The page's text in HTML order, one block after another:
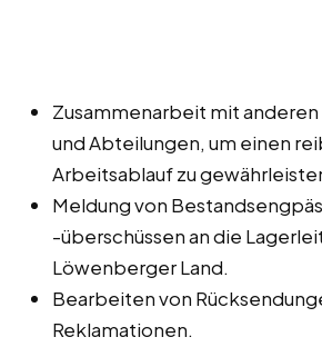
Zusammenarbeit mit
und Abteilungen, um einen
Arbeitsablauf zu
Meldung von
-überschüssen an die
Löwenberger Land.
Bearbeiten von
Reklamationen.